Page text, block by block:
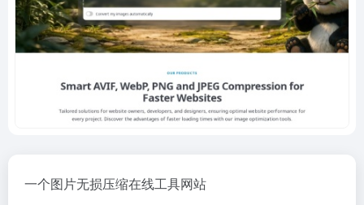
一个图片无损压缩在线工具网站